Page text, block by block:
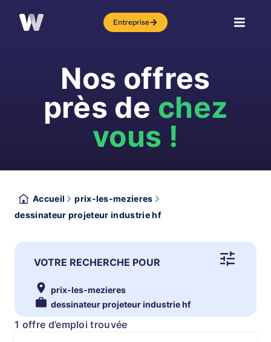
Entreprise
Nos offres
près de chez
vous !
Accueil
prix-les-mezieres
dessinateur projeteur industrie hf
VOTRE RECHERCHE POUR
prix-les-mezieres
dessinateur projeteur industrie hf
1 offre d’emploi trouvée